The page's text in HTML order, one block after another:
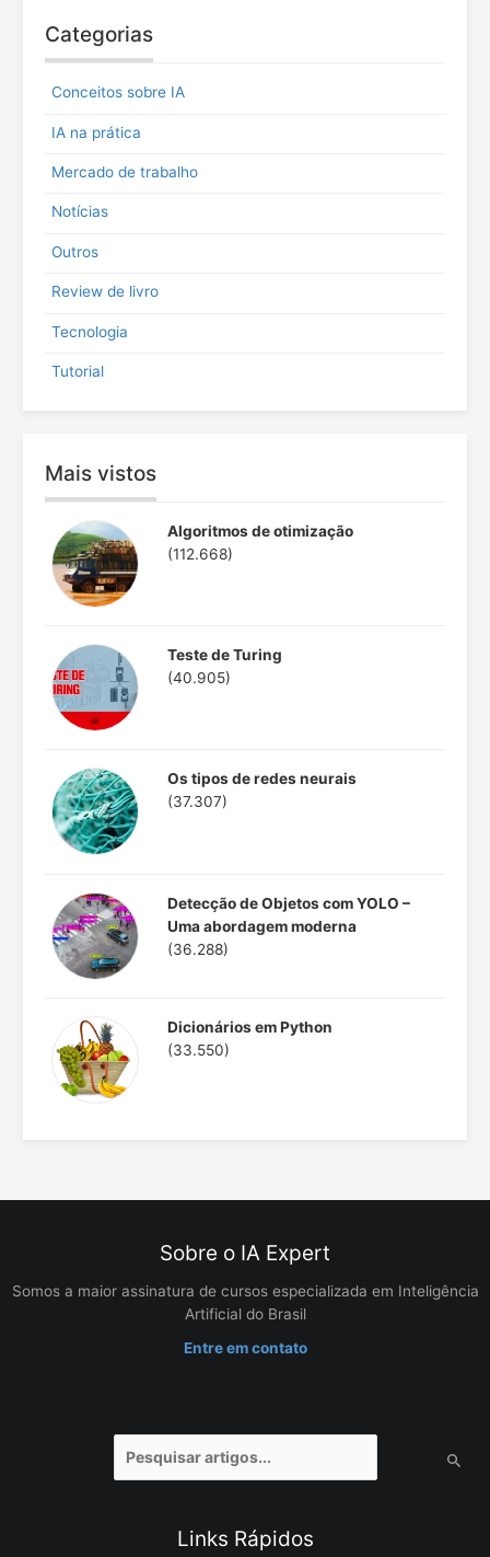
s
p
Categorias
Conceitos sobre IA
IA na prática
Mercado de trabalho
Notícias
Outros
Review de livro
Tecnologia
Tutorial
Mais vistos
Algoritmos de otimização
(112.668)
Teste de Turing
(40.905)
Os tipos de redes neurais
(37.307)
Detecção de Objetos com YOLO –
Uma abordagem moderna
(36.288)
Dicionários em Python
(33.550)
Sobre o IA Expert
Somos a maior assinatura de cursos especializada em Inteligência
Artificial do Brasil
Entre em contato
por:
Links Rápidos